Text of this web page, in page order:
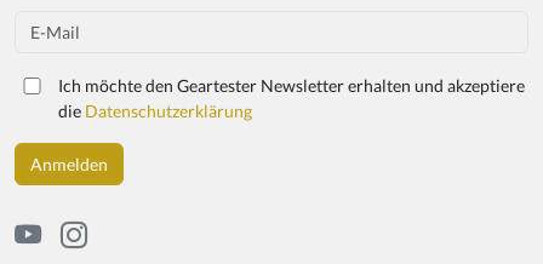
Email
Ich möchte den Geartester Newsletter erhalten und akzeptiere
die Datenschutzerklärung